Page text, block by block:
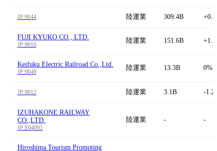
JP:9044 陸運業 309.4B
FUJI KYUKO CO., LTD.
JP:9010
陸運業 151.6B
Keifuku Electric Railroad Co.,Ltd.
JP:9049
陸運業 13.3B 0%
JP:9012 陸運業 3.1B -
IZUHAKONE RAILWAY
CO.,LTD.
JP:E04095
陸運業 - -
Hiroshima Tourism Promoting